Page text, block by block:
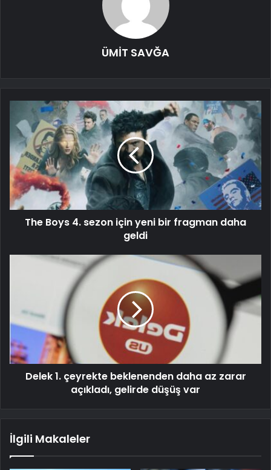
ÜMİT SAVĞA
The Boys 4. sezon için yeni bir fragman daha
geldi
Delek 1. çeyrekte beklenenden daha az zarar
açıkladı, gelirde düşüş var
İlgili Makaleler